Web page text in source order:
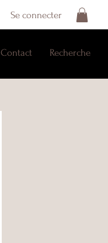
Se connecter
Contact Recherche